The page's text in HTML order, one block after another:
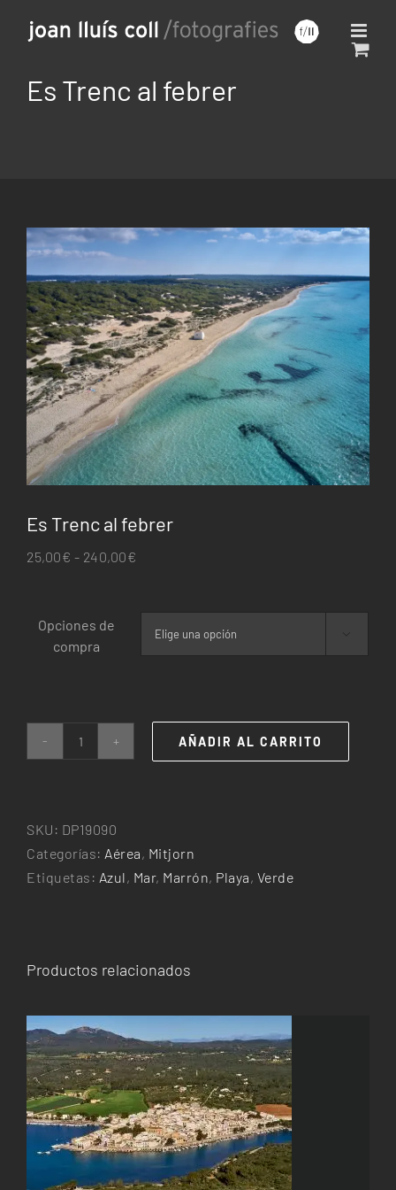
Es Trenc al febrer
Es Trenc al febrer
25,00€ - 240,00€
desde
25,00€
Opciones de
compra
Es
febrer
cantidad
AÑADIR AL CARRITO
SKU: DP19090
Categorías: Aérea, Mitjorn
Etiquetas: Azul, Mar, Marrón, Playa, Verde
Productos relacionados
SELECCIONAR OPCIONESESTE
PRODUCTO
TIENE
MÚLTIPLES
VARIANTES.
/ DETALLES